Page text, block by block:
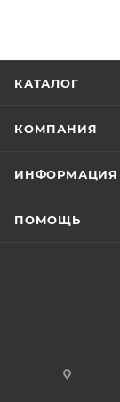
КАТАЛОГ
КОМПАНИЯ
ИНФОРМАЦИЯ
ПОМОЩЬ